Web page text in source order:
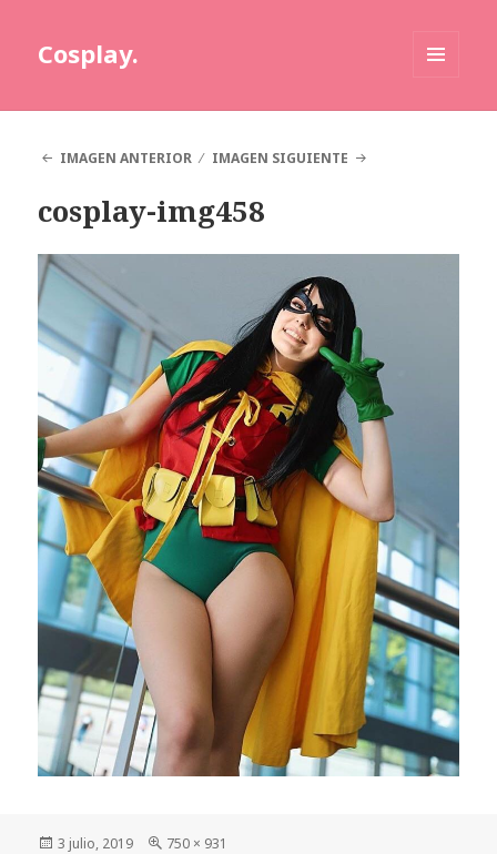
Cosplay.
IMAGEN ANTERIOR
IMAGEN SIGUIENTE
cosplay-img458
Publicado
3 julio, 2019
Tamaño
750 × 931